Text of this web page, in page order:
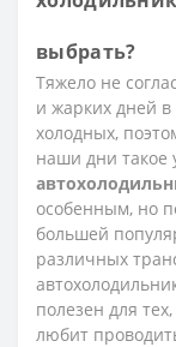
выбрать?
Тяжело не
и жарких дней
холодных,
наши дни такое
особенным, но
большей
различных
полезен для
любит